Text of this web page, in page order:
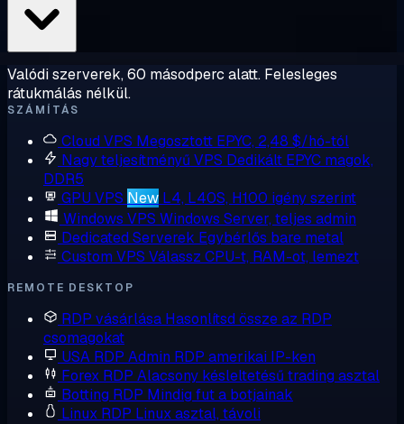
Valódi szerverek, 60 másodperc alatt. Felesleges
rátukmálás nélkül.
SZÁMÍTÁS
Cloud VPS Megosztott EPYC, 2,48 $/hó-tól
Nagy teljesítményű VPS Dedikált EPYC magok,
DDR5
GPU VPS New L4, L40S, H100 igény szerint
Windows VPS Windows Server, teljes admin
Dedicated Serverek Egybérlős bare metal
Custom VPS Válassz CPU-t, RAM-ot, lemezt
REMOTE DESKTOP
RDP vásárlása Hasonlítsd össze az RDP
csomagokat
USA RDP Admin RDP amerikai IP-ken
Forex RDP Alacsony késleltetésű trading asztal
Botting RDP Mindig fut a botjainak
Linux RDP Linux asztal, távoli